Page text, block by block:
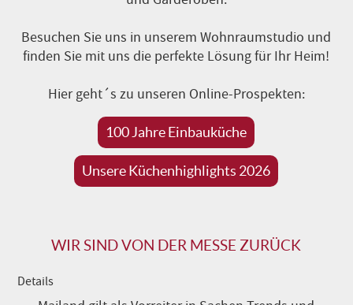
Besuchen Sie uns in unserem Wohnraumstudio und
finden Sie mit uns die perfekte Lösung für Ihr Heim!
Hier geht´s zu unseren Online-Prospekten:
100 Jahre Einbauküche
Unsere Küchenhighlights 2026
WIR SIND VON DER MESSE ZURÜCK
Details